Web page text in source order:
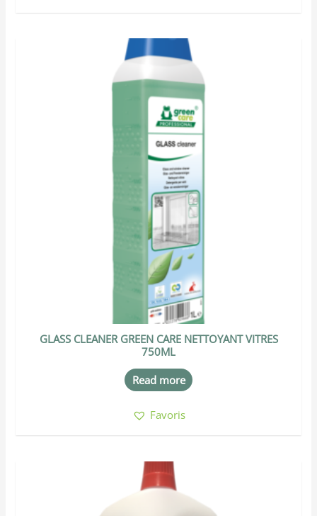
GLASS CLEANER GREEN CARE NETTOYANT VITRES
750ML
Read more
Favoris